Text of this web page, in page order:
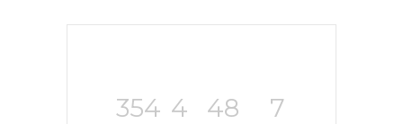
354 4 48 7